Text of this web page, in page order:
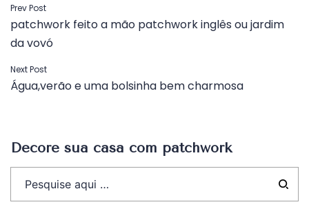
Navegação
de
Post
Prev Post
patchwork feito a mão patchwork inglês ou jardim
da vovó
Next Post
Água,verão e uma bolsinha bem charmosa
Decore sua casa com patchwork